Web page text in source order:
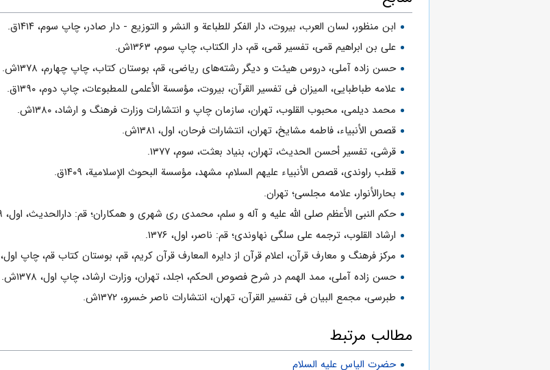
ابن منظور، لسان العرب، بیروت، دار الفکر للطباعة و النشر و التوزیع - دار صادر، چاپ سوم، ۱۴۱۴ق.
علی بن ابراهیم قمی، تفسیر قمی، قم، دار الکتاب، چاپ سوم، ۱۳۶۳ش.
حسن زاده آملى، دروس هیئت و دیگر رشته‌‏هاى ریاضى، قم، بوستان کتاب، چاپ چهارم، ۱۳۷۸ش.
علامه طباطبایى، المیزان فى تفسیر القرآن، بیروت، مؤسسة الأعلمی للمطبوعات، چاپ دوم، ۱۳۹۰ق.
محمد دیلمی، محبوب القلوب، تهران، سازمان چاپ و انتشارات وزارت فرهنگ و ارشاد، ۱۳۸۰ش.
قصص الأنبیاء، فاطمه مشایخ، تهران، انتشارات فرحان، اول، ۱۳۸۱ش.
قرشى، تفسیر أحسن الحدیث، تهران، بنیاد بعثت، سوم، ۱۳۷۷.
قطب راوندى، قصص الأنبیاء علیهم السلام، مشهد، مؤسسة البحوث الإسلامیة، ۱۴۰۹ق.
بحارالأنوار، علامه مجلسى؛ تهران.
حکم النبی الأعظم صلى الله علیه و آله و سلم، محمدى رى شهرى و همکاران؛ قم: دارالحدیث، اول، ۱۴۲۹ق.
ارشاد القلوب، ترجمه على سلگى نهاوندى؛ قم: ناصر، اول، ۱۳۷۶.
مرکز فرهنگ و معارف قرآن، اعلام قرآن از دایره المعارف قرآن کریم، قم، بوستان کتاب قم، چاپ اول، ۱۳۸۵ش.
حسن زاده آملى، ممد الهمم در شرح فصوص الحکم، ۱جلد، تهران، وزارت ارشاد، چاپ اول، ۱۳۷۸ش.
طبرسی، مجمع البیان فی‌ تفسیر‌ القرآن‌، تهران، انتشارات ناصر خسرو، ۱۳۷۲ش.
مطالب مرتبط
حضرت الیاس علیه السلام